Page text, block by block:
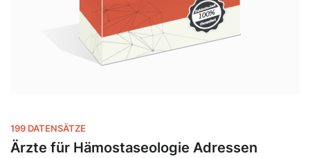
199 DATENSÄTZE
Ärzte für Hämostaseologie Adressen